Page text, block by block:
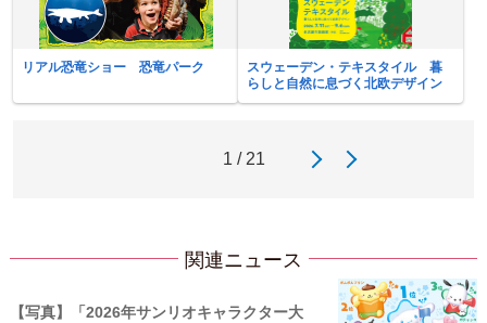
リアル恐竜ショー 恐竜パーク
スウェーデン・テキスタイル 暮
らしと自然に息づく北欧デザイン
1 / 21
関連ニュース
【写真】「2026年サンリオキャラクター大